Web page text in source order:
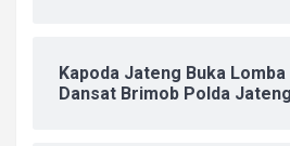
Kapoda Jateng Buka
Dansat Brimob Polda